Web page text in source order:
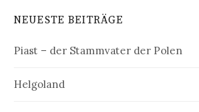
NEUESTE BEITRÄGE
Piast – der Stammvater der Polen
Helgoland